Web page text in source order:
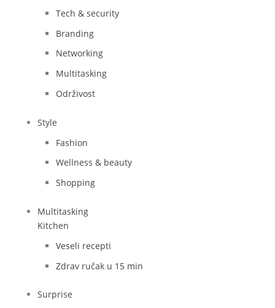
Tech & security
Branding
Networking
Multitasking
Održivost
Style
Fashion
Wellness & beauty
Shopping
Multitasking
Kitchen
Veseli recepti
Zdrav ručak u 15 min
Surprise